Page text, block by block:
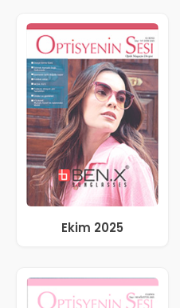
Ekim 2025